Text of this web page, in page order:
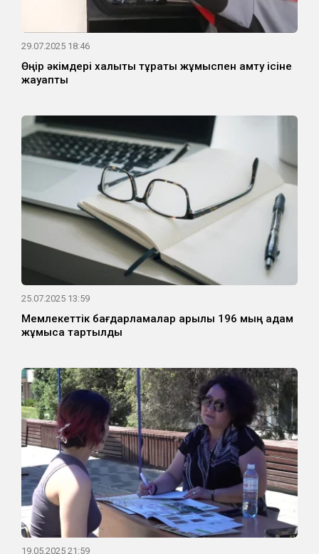
29.07.2025 18:46
Өңір әкімдері халықты тұрақты жұмыспен қамту ісіне
жауапты
25.07.2025 13:59
Мемлекеттік бағдарламалар арқылы 196 мың адам
жұмысқа тартылды
19.05.2025 21:59